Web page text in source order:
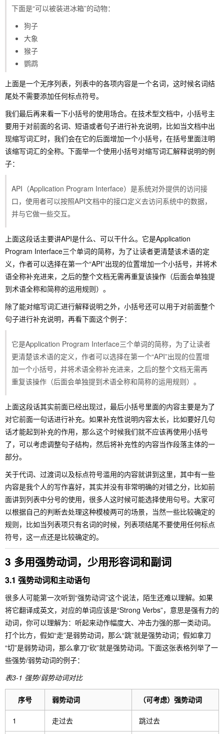
下面是“可以被装进冰箱”的动物：
狗子
大象
猴子
鹦鹉
上面是一个无序列表，列表中的各项内容是一个名词，这时候名词结
尾处不需要添加任何标点符号。
我们最后再来看一下小括号的使用场合。在技术型文档中，小括号主
要用于对前面的名词、短语或者句子进行补充说明，比如当文档中出
现缩写词汇时，我们会在它的后面增加一个小括号，在括号里面注明
该缩写词汇的全称。下面举一个使用小括号对缩写词汇解释说明的例
子：
API（Application Program Interface）是系统对外提供的访问接
口，使用者可以按照API文档中的接口定义去访问系统中的数据，
并与它做一些交互。
上面这段话主要讲API是什么、可以干什么。它是Application
Program Interface三个单词的简称，为了让读者更清楚该术语的定
义，作者可以选择在第一个“API”出现的位置增加一个小括号，并将术
语全称补充进来，之后的整个文档无需再重复该操作（后面会单独提
到术语全称和简称的运用规则）。
除了能对缩写词汇进行解释说明之外，小括号还可以用于对前面整个
句子进行补充说明，再看下面这个例子：
它是Application Program Interface三个单词的简称，为了让读者
更清楚该术语的定义，作者可以选择在第一个“API”出现的位置增
加一个小括号，并将术语全称补充进来，之后的整个文档无需再
重复该操作（后面会单独提到术语全称和简称的运用规则）。
上面这段话其实前面已经出现过，最后小括号里面的内容主要是为了
对它前面一句话进行补充。如果补充性说明内容太长，比如要好几句
话才能起到补充的作用，那么这个时候我们就不应该再使用小括号
了，可以考虑调整句子结构，然后将补充性的内容当作段落主体的一
部分。
关于代词、过渡词以及标点符号滥用的内容就讲到这里，其中有一些
内容是我个人的写作喜好，其实并没有非常明确的对错之分，比如前
面讲到列表中分号的使用，很多人这时候可能选择使用句号。大家可
以根据自己的判断去处理这种模棱两可的场景，当然一些比较确定的
规则，比如当列表项只有名词的时候，列表项结尾不要使用任何标点
符号，这一点还是比较确定的。
3 多用强势动词，少用形容词和副词
3.1 强势动词和主动语句
很多人可能第一次听到“强势动词”这个说法，陌生还难以理解。如果
将它翻译成英文，对应的单词应该是“Strong Verbs”，意思是强有力的
动词，你可以理解为：听起来动作幅度大、冲击力强的那一类动词。
打个比方，假如“走”是弱势动词，那么“跳”就是强势动词；假如拿刀
“切”是弱势动词，那么拿刀“砍”就是强势动词。下面这张表格列举了一
些强势/弱势动词的例子：
表3-1 强势/弱势动词对比
序号 弱势动词 （可考虑）强势动词
1 走过去 跳过去